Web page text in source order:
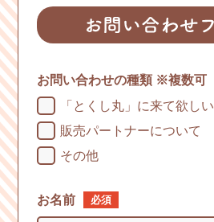
お問い合わせの種類 ※複数可
「とくし丸」に来て欲しい
販売パートナーについて
その他
お名前 必須